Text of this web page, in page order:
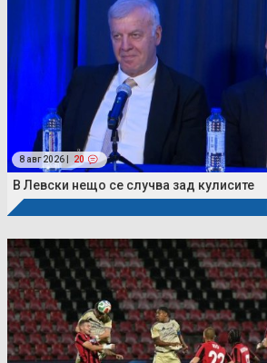
8 авг 2026 | 20
В Левски нещо се случва зад кулисите